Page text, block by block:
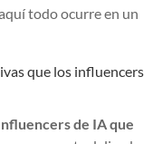
todo ocurre en un
que los influencers
de IA que